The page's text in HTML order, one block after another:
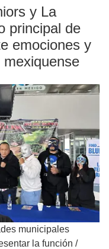
y La
principal de
emociones y
municipales
la función /